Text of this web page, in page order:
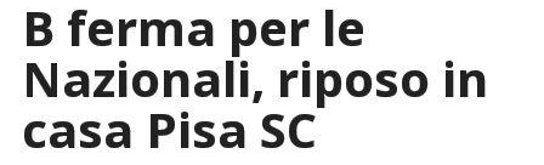
B ferma per le
Nazionali, riposo in
casa Pisa SC